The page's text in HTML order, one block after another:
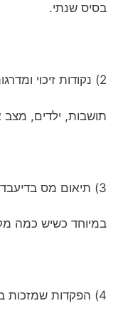
בסיס שנתי.
2) נקודות זיכוי ומדרגות מס בהתאם לסטטוס
תושבות, ילדים, מצב
3) תיאום מס בדיעבד
במיוחד כשיש כמה
4) הפקדות שמזכות בהטבות